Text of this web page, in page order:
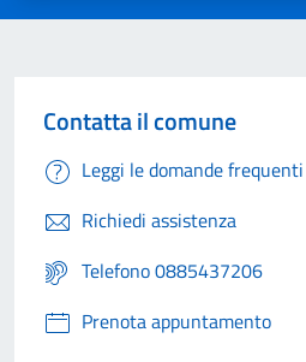
Contatta il comune
Leggi le domande frequenti
Richiedi assistenza
Telefono 0885437206
Prenota appuntamento